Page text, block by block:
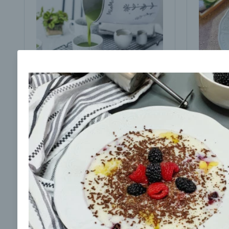
Brokolicová polievka s
cesnakom od LaPetit
00:25 Zobraziť
Odber noviniek a akcií
Odoslaním registrácie na Newsletter